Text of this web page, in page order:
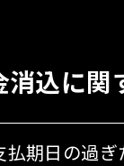
消込に関
払期日の過